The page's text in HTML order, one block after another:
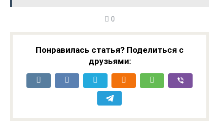
0
Понравилась статья? Поделиться с
друзьями: